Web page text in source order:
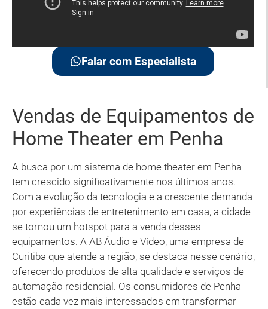
Falar com Especialista
Vendas de Equipamentos de
Home Theater em Penha
A busca por um sistema de home theater em Penha
tem crescido significativamente nos últimos anos.
Com a evolução da tecnologia e a crescente demanda
por experiências de entretenimento em casa, a cidade
se tornou um hotspot para a venda desses
equipamentos. A AB Áudio e Vídeo, uma empresa de
Curitiba que atende a região, se destaca nesse cenário,
oferecendo produtos de alta qualidade e serviços de
automação residencial. Os consumidores de Penha
estão cada vez mais interessados em transformar